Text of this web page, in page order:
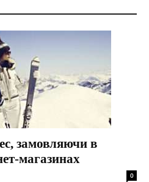
замовляючи в
магазинах
0